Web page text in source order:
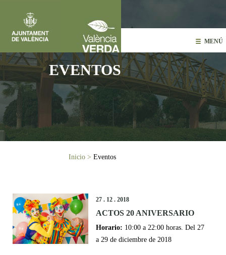
MENÚ
EVENTOS
Usted está aquíInicio > Eventos
27 . 12 . 2018
ACTOS 20 ANIVERSARIO
Horario: 10:00 a 22:00 horas. Del 27
a 29 de diciembre de 2018